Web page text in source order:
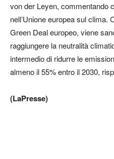
von der Leyen, commentando
nell’Unione europea sul clima.
Green Deal europeo, viene
raggiungere la neutralità
intermedio di ridurre le
almeno il 55% entro il 2030,
(LaPresse)